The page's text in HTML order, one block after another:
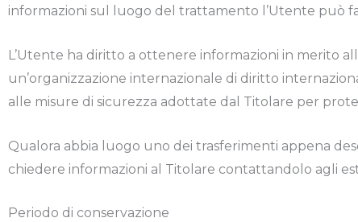
informazioni sul luogo del trattamento l’Utente può
L’Utente ha diritto a ottenere informazioni in merito
un’organizzazione internazionale di diritto
alle misure di sicurezza adottate dal Titolare per
Qualora abbia luogo uno dei trasferimenti appena
chiedere informazioni al Titolare contattandolo agli
Periodo di conservazione